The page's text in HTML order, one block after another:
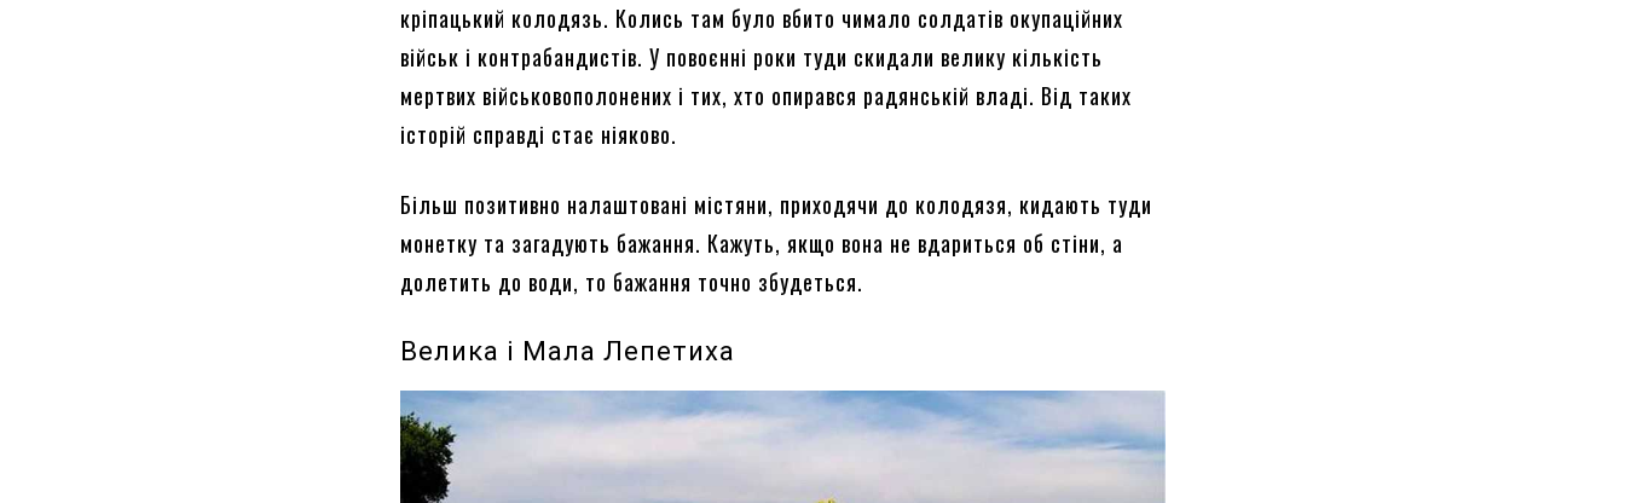
кріпацький колодязь. Колись там було вбито чимало солдатів окупаційних
військ і контрабандистів. У повоєнні роки туди скидали велику кількість
мертвих військовополонених і тих, хто опирався радянській владі. Від таких
історій справді стає ніяково.
Більш позитивно налаштовані містяни, приходячи до колодязя, кидають туди
монетку та загадують бажання. Кажуть, якщо вона не вдариться об стіни, а
долетить до води, то бажання точно збудеться.
Велика і Мала Лепетиха